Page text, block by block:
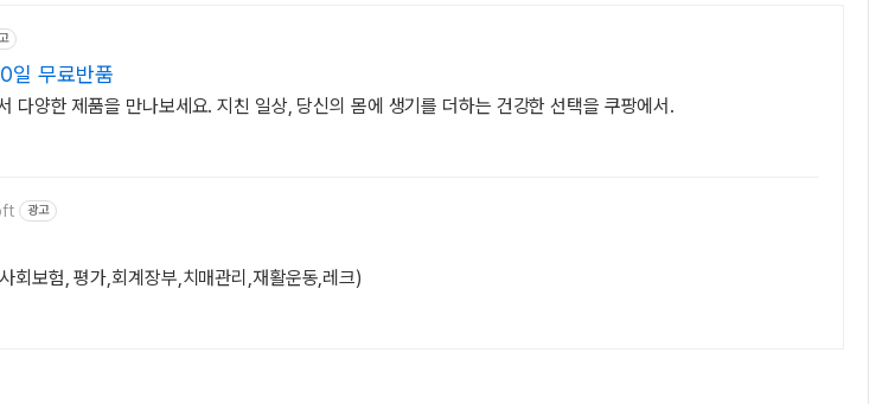
일 무료반품
다양한 제품을 만나보세요. 지친 일상, 당신의 몸에 생기를 더하는 건강한 선택을 쿠팡에서.
광고
회보험, 평가,회계장부,치매관리,재활운동,레크)